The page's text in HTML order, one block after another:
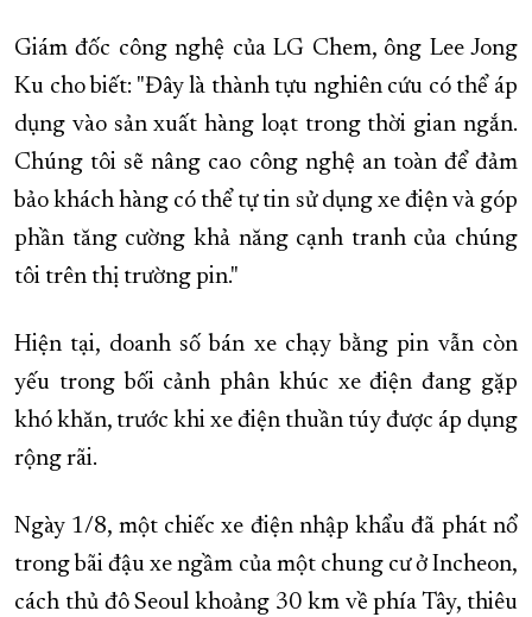
Giám đốc công nghệ của LG Chem, ông Lee Jong
Ku cho biết: "Đây là thành tựu nghiên cứu có thể áp
dụng vào sản xuất hàng loạt trong thời gian ngắn.
Chúng tôi sẽ nâng cao công nghệ an toàn để đảm
bảo khách hàng có thể tự tin sử dụng xe điện và góp
phần tăng cường khả năng cạnh tranh của chúng
tôi trên thị trường pin."
Hiện tại, doanh số bán xe chạy bằng pin vẫn còn
yếu trong bối cảnh phân khúc xe điện đang gặp
khó khăn, trước khi xe điện thuần túy được áp dụng
rộng rãi.
Ngày 1/8, một chiếc xe điện nhập khẩu đã phát nổ
trong bãi đậu xe ngầm của một chung cư ở Incheon,
cách thủ đô Seoul khoảng 30 km về phía Tây, thiêu